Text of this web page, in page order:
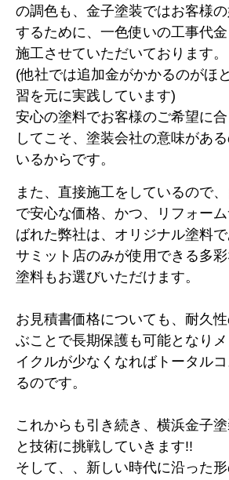
の調色も、金子塗装ではお客様
するために、一色使いの工事代
施工させていただいております。
(他社では追加金がかかるのがほ
習を元に実践しています)
安心の塗料でお客様のご希望に
してこそ、塗装会社の意味があ
いるからです。
また、直接施工をしているので
で安心な価格、かつ、リフォー
ばれた弊社は、オリジナル塗料
サミット店のみが使用できる多
塗料もお選びいただけます。
お見積書価格についても、耐久
ぶことで長期保護も可能となり
イクルが少なくなればトータル
るのです。
これからも引き続き、横浜金子
と技術に挑戦していきます!!
そして、、新しい時代に沿った